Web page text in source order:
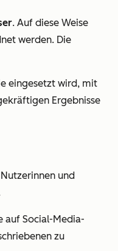
. Auf diese Weise
werden. Die
eingesetzt wird, mit
Ergebnisse
und
auf Social-Media-
zu